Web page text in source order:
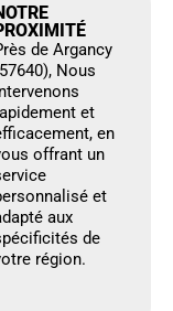
de Argancy
Nous
et
en
offrant un
et
aux
de
région.